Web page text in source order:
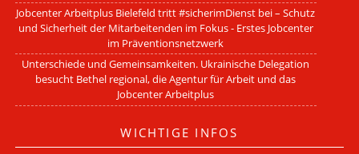
Jobcenter Arbeitplus Bielefeld tritt #sicherimDienst bei – Schutz
und Sicherheit der Mitarbeitenden im Fokus - Erstes Jobcenter
im Präventionsnetzwerk
Unterschiede und Gemeinsamkeiten. Ukrainische Delegation
besucht Bethel regional, die Agentur für Arbeit und das
Jobcenter Arbeitplus
WICHTIGE INFOS